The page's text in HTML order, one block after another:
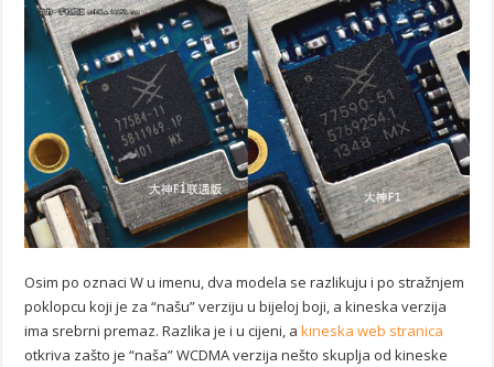
Osim po oznaci W u imenu, dva modela se razlikuju i po stražnjem
poklopcu koji je za “našu” verziju u bijeloj boji, a kineska verzija
ima srebrni premaz. Razlika je i u cijeni, akineska web stranica
otkriva zašto je “naša” WCDMA verzija nešto skuplja od kineske